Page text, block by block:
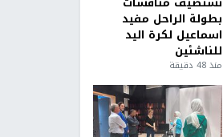
بطولة الراحل مفيد
اسماعيل لكرة اليد
للناشئين
منذ 48 دقيقة